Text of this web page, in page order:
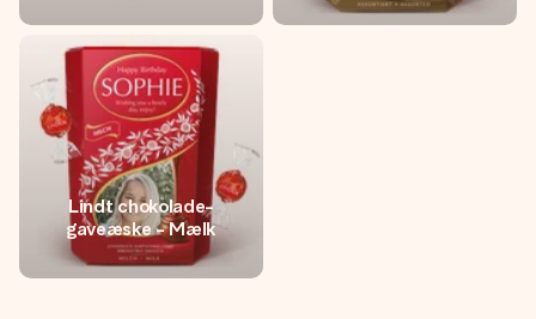
Lindt chokolade-
gaveæske - Mælk